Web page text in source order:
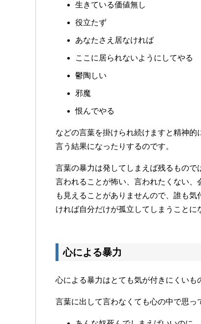
生きている価値無し
役立たず
あなたさえ居なければ
ここに居られないようにしてやる
鬱陶しい
邪魔
恨んでやる
などの言葉を掛けられ続けますと精神
言う結果になったりするのです。
言葉の暴力は発してしまえば残るもので
言われることが怖い、言われたくない
も見えることがありませんので、誰も
ければ自分だけが孤立してしまうことに
心による暴力
心による暴力はとても気が付きにくいも
言葉に出して言わなくても心の中で思